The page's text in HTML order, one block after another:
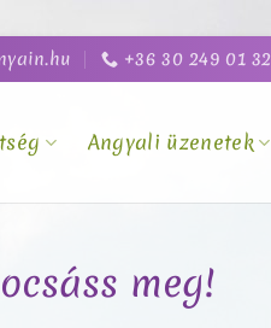
+36 30 249 01 32
Angyali üzenetek
meg!